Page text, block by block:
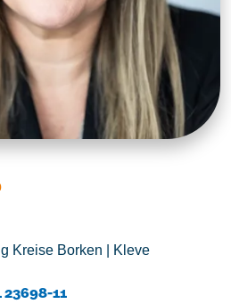
Kreise Borken | Kleve
23698-11